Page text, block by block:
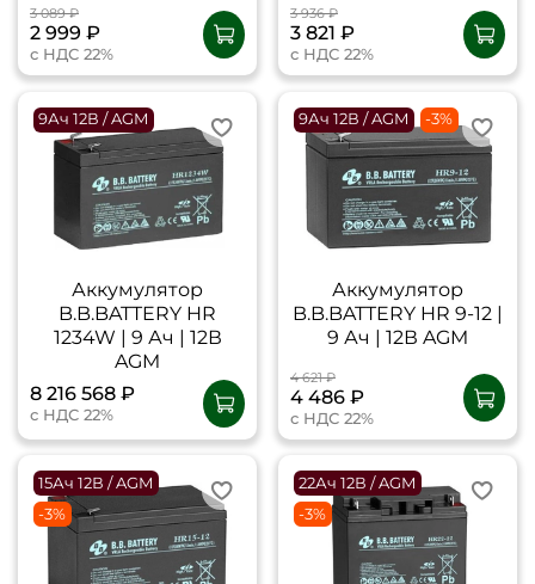
3 089 ₽
2 999 ₽
с НДС 22%
3 936 ₽
3 821 ₽
с НДС 22%
9Ач 12В / AGM
Аккумулятор
B.B.BATTERY HR
1234W | 9 Ач | 12В
AGM
8 216 568 ₽
с НДС 22%
9Ач 12В / AGM -3%
Аккумулятор
B.B.BATTERY HR 9-12 |
9 Ач | 12В AGM
4 621 ₽
4 486 ₽
с НДС 22%
15Ач 12В / AGM
-3%
22Ач 12В / AGM
-3%